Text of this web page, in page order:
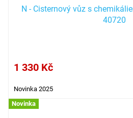
N - Cisternový vůz s
40720
1 330 Kč
Novinka 2025
Novinka